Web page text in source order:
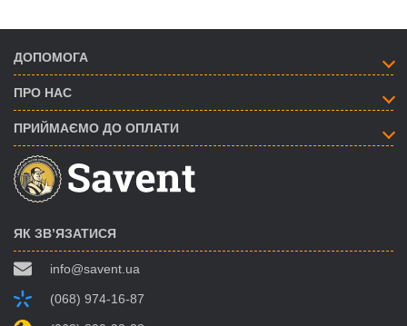
ДОПОМОГА
ПРО НАС
ПРИЙМАЄМО ДО ОПЛАТИ
ЯК ЗВ’ЯЗАТИСЯ
info@savent.ua
(068) 974-16-87